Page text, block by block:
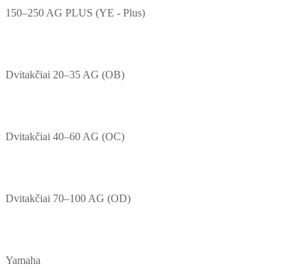
150–250 AG PLUS (YE - Plus)
Dvitakčiai 20–35 AG (OB)
Dvitakčiai 40–60 AG (OC)
Dvitakčiai 70–100 AG (OD)
Yamaha